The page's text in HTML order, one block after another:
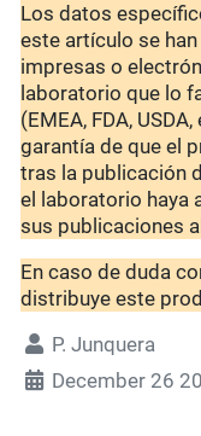
Los datos
este artículo se
impresas o
laboratorio que lo
(EMEA, FDA,
garantía de que el
tras la publicación
el laboratorio haya
sus publicaciones
En caso de duda
distribuye este
P. Junquera
December 26